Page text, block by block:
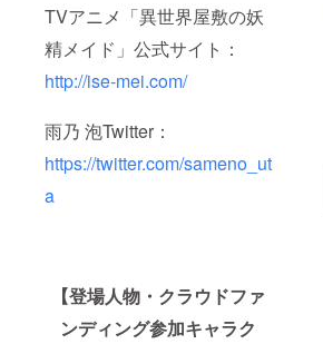
TVアニメ「異世界屋敷の妖
精メイド」公式サイト：
http://ise-mei.com/
雨乃 泡Twitter：
https://twitter.com/sameno_ut
a
【登場人物・クラウドファ
ンディング参加キャラク